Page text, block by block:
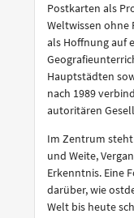
Postkarten als
Weltwissen ohne
als Hoffnung auf
Hauptstädten
nach 1989
autoritären
Im Zentrum steht
und Weite,
Erkenntnis. Eine
darüber, wie
Welt bis heute